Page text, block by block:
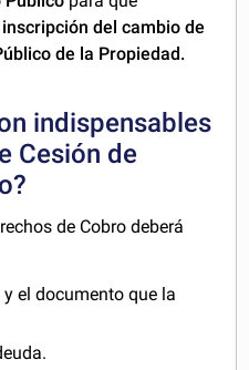
inscripción del cambio de
de la Propiedad.
indispensables
Cesión de
de Cobro deberá
el documento que la